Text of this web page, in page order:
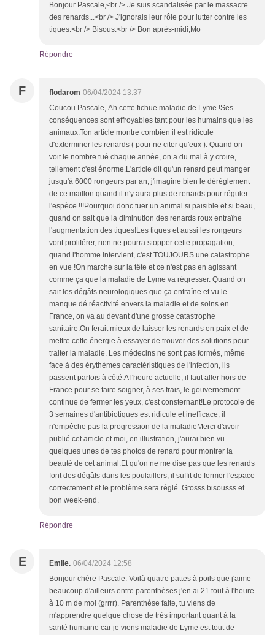
Bonjour Pascale,<br /> Je suis scandalisée par le massacre
des renards...<br /> J'ignorais leur rôle pour lutter contre les
tiques.<br /> Bisous.<br /> Bon après-midi,Mo
Répondre
F flodarom 06/04/2024 13:37
Coucou Pascale, Ah cette fichue maladie de Lyme !Ses
conséquences sont effroyables tant pour les humains que les
animaux.Ton article montre combien il est ridicule
d'exterminer les renards ( pour ne citer qu'eux ). Quand on
voit le nombre tué chaque année, on a du mal à y croire,
tellement c'est énorme.L'article dit qu'un renard peut manger
jusqu'à 6000 rongeurs par an, j'imagine bien le dérèglement
de ce maillon quand il n'y aura plus de renards pour réguler
l'espèce !!!Pourquoi donc tuer un animal si paisible et si beau,
quand on sait que la diminution des renards roux entraîne
l'augmentation des tiques!Les tiques et aussi les rongeurs
vont proliférer, rien ne pourra stopper cette propagation,
quand l'homme intervient, c'est TOUJOURS une catastrophe
en vue !On marche sur la tête et ce n'est pas en agissant
comme ça que la maladie de Lyme va régresser. Quand on
sait les dégâts neurologiques que ça entraîne et vu le
manque dé réactivité envers la maladie et de soins en
France, on va au devant d'une grosse catastrophe
sanitaire.On ferait mieux de laisser les renards en paix et de
mettre cette énergie à essayer de trouver des solutions pour
traiter la maladie. Les médecins ne sont pas formés, même
face à des érythèmes caractéristiques de l'infection, ils
passent parfois à côté.A l'heure actuelle, il faut aller hors de
France pour se faire soigner, à ses frais, le gouvernement
continue de fermer les yeux, c'est consternant!Le protocole de
3 semaines d'antibiotiques est ridicule et inefficace, il
n'empêche pas la progression de la maladieMerci d'avoir
publié cet article et moi, en illustration, j'aurai bien vu
quelques unes de tes photos de renard pour montrer la
beauté de cet animal.Et qu'on ne me dise pas que les renards
font des dégâts dans les poulaillers, il suffit de fermer l'espace
correctement et le problème sera réglé. Grosss bisousss et
bon week-end.
Répondre
E Emile. 06/04/2024 12:58
Bonjour chère Pascale. Voilà quatre pattes à poils que j'aime
beaucoup d'ailleurs entre parenthèses j'en ai 21 tout à l'heure
à 10 m de moi (grrrr). Parenthèse faite, tu viens de
m'apprendre quelque chose de très important quant à la
santé humaine car je viens maladie de Lyme est tout de